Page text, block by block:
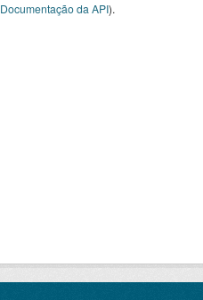
Documentação da API).